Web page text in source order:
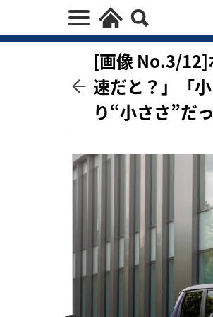
[画像 No.3/12]
速だと？」「
り“小ささ”だ